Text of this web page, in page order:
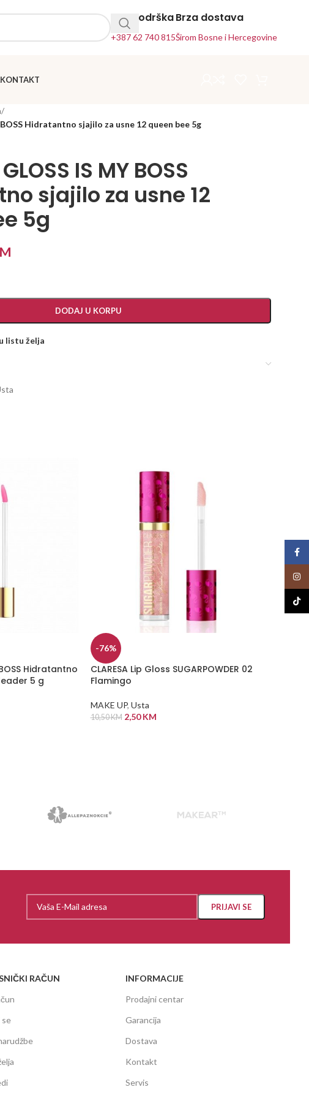
24h Podrška
+387 62 740 815
Brza dostava
Širom Bosne i Hercegovine
KONTAKT
/
BOSS Hidratantno sjajilo za usne 12 queen bee 5g
IS MY BOSS
sjajilo za usne 12
5g
DODAJ U KORPU
listu želja
BOSS Hidratantno
5 g
-76%
CLARESA Lip Gloss SUGARPOWDER 02
Flamingo
MAKE UP, Usta
10,50KM 2,50KM
RAČUN
se
INFORMACIJE
Prodajni centar
Garancija
Dostava
Kontakt
Servis